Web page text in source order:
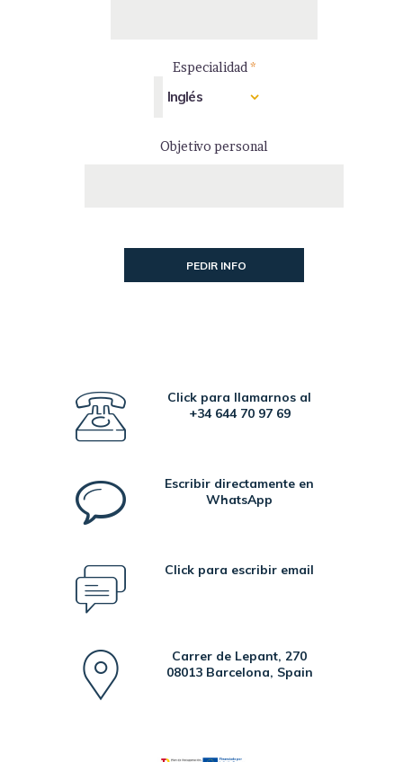
Especialidad *
Objetivo personal
Click para llamarnos al
+34 644 70 97 69
Escribir directamente en
WhatsApp
Click para escribir email
Carrer de Lepant, 270
08013 Barcelona, Spain